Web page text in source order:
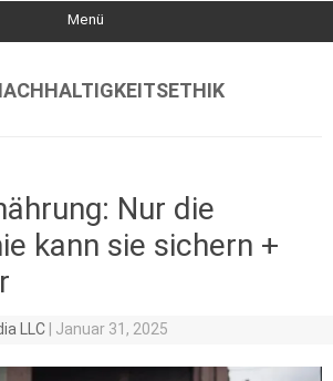
Menü
Nur die
kann sie sichern +
LLC Januar 31, 2025